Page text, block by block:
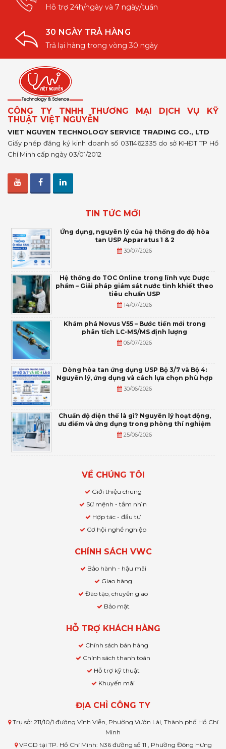
Hỗ trợ 24h/ngày và 7 ngày/tuần
30 NGÀY TRẢ HÀNG
Trả lại hàng trong vòng 30 ngày
CÔNG TY TNHH THƯƠNG MẠI DỊCH VỤ KỸ
THUẬT VIỆT NGUYỄN
VIET NGUYEN TECHNOLOGY SERVICE TRADING CO., LTD
Giấy phép đăng ký kinh doanh số 0311462335 do sở KHĐT TP Hồ
Chí Minh cấp ngày 03/01/2012
TIN TỨC MỚI
Ứng dụng, nguyên lý của hệ thống đo độ hòa
tan USP Apparatus 1 & 2
30/07/2026
Hệ thống đo TOC Online trong lĩnh vực Dược
phẩm – Giải pháp giám sát nước tinh khiết theo
tiêu chuẩn USP
14/07/2026
Khám phá Novus V55 – Bước tiến mới trong
phân tích LC-MS/MS định lượng
06/07/2026
Dòng hòa tan ứng dụng USP Bộ 3/7 và Bộ 4:
Nguyên lý, ứng dụng và cách lựa chọn phù hợp
30/06/2026
Chuẩn độ điện thế là gì? Nguyên lý hoạt động,
ưu điểm và ứng dụng trong phòng thí nghiệm
25/06/2026
VỀ CHÚNG TÔI
Giới thiệu chung
Sứ mệnh - tầm nhìn
Hợp tác - đầu tư
Cơ hội nghề nghiệp
CHÍNH SÁCH VWC
Bảo hành - hậu mãi
Giao hàng
Đào tạo, chuyển giao
Bảo mật
HỖ TRỢ KHÁCH HÀNG
Chính sách bán hàng
Chính sách thanh toán
Hỗ trợ kỹ thuật
Khuyến mãi
ĐỊA CHỈ CÔNG TY
Trụ sở: 211/10/1 đường Vĩnh Viễn, Phường Vườn Lài, Thành phố Hồ Chí
Minh
VPGD tại TP. Hồ Chí Minh: N36 đường số 11 , Phường Đông Hưng